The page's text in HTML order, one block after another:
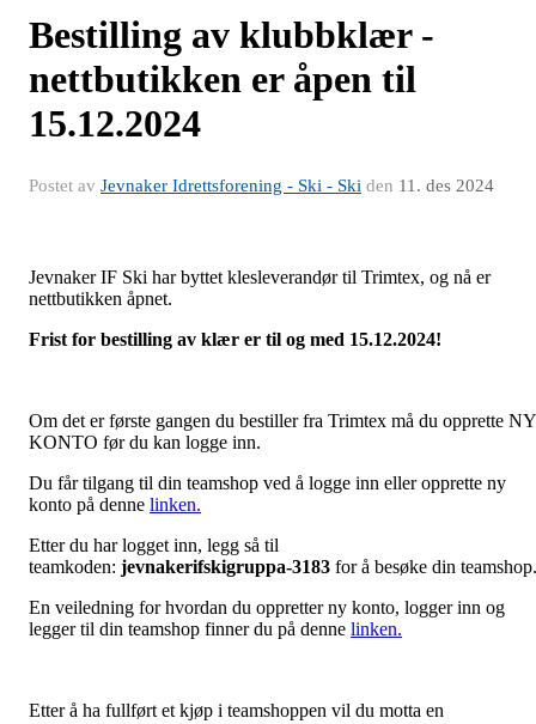
Bestilling av klubbklær -
nettbutikken er åpen til
15.12.2024
Postet av Jevnaker Idrettsforening - Ski - Ski den 11. des 2024
Jevnaker IF Ski har byttet klesleverandør til Trimtex, og nå er
nettbutikken åpnet.
Frist for bestilling av klær er til og med 15.12.2024!
Om det er første gangen du bestiller fra Trimtex må du opprette NY
KONTO før du kan logge inn.
Du får tilgang til din teamshop ved å logge inn eller opprette ny
konto på denne linken.
Etter du har logget inn, legg så til
teamkoden: jevnakerifskigruppa-3183 for å besøke din teamshop.
En veiledning for hvordan du oppretter ny konto, logger inn og
legger til din teamshop finner du på denne linken.
Etter å ha fullført et kjøp i teamshoppen vil du motta en